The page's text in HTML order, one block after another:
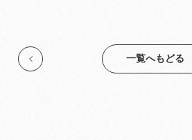
一覧へもどる